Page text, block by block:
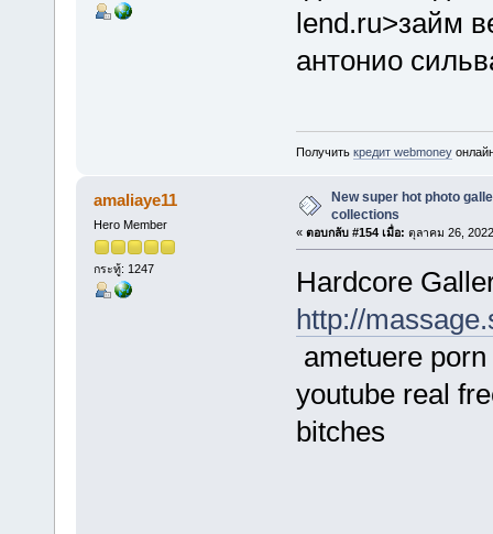
lend.ru>займ
антонио
Получить кредит webmoney
amaliaye11
Hero Member
กระทู้: 1247
New super hot photo
collections
« ตอบกลับ #154 เมื่อ: ตุลาคม 26,
Hardcore
http://
ametuere
youtube real
bitches